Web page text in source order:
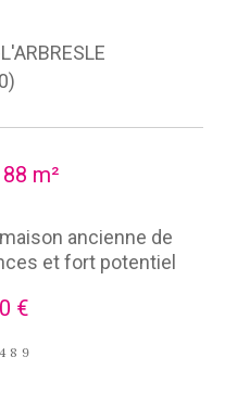
m²
ancienne de
et fort potentiel
€